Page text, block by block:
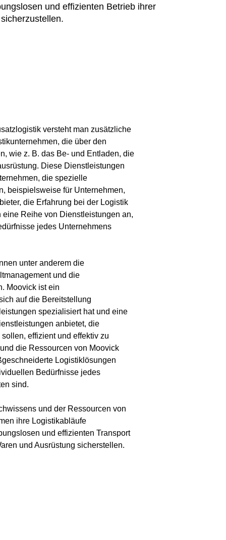
und effizienten Betrieb ihrer
versteht man zusätzliche
die über den
wie z. B. das Be- und Entladen, die
Diese Dienstleistungen
die spezielle
beispielsweise für Unternehmen,
die Erfahrung bei der Logistik
Reihe von Dienstleistungen an,
jedes Unternehmens
unter anderem die
und die
Moovick ist ein
auf die Bereitstellung
spezialisiert hat und eine
anbietet, die
effizient und effektiv zu
die Ressourcen von Moovick
Logistiklösungen
Bedürfnisse jedes
sind.
und der Ressourcen von
ihre Logistikabläufe
und effizienten Transport
und Ausrüstung sicherstellen.